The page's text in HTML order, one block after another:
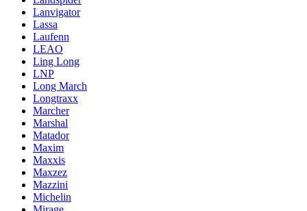
Lanvigator
Lassa
Laufenn
LEAO
Ling Long
LNP
Long March
Longtraxx
Marcher
Marshal
Matador
Maxim
Maxxis
Maxzez
Mazzini
Michelin